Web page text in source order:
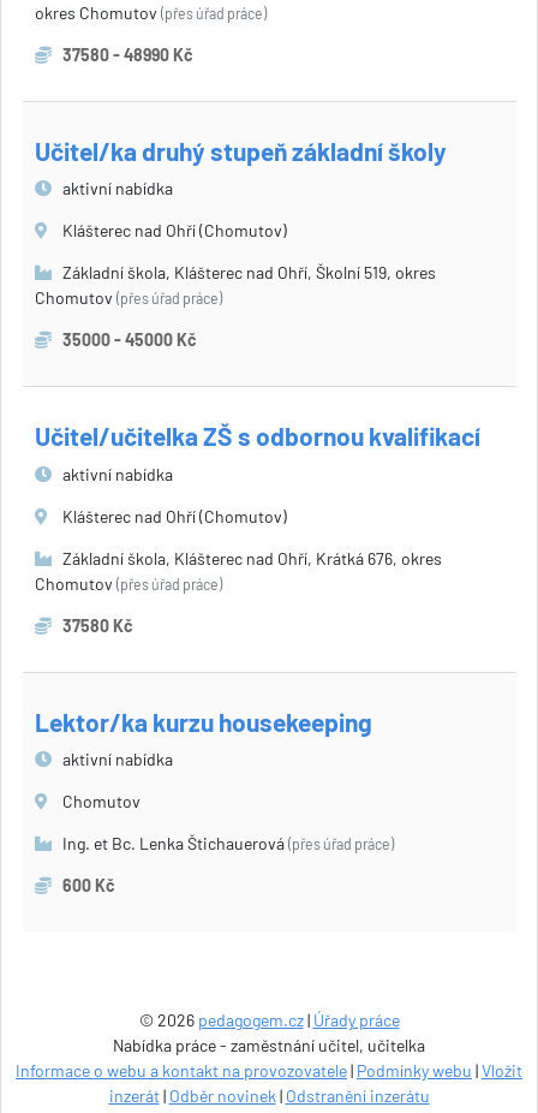
okres Chomutov (přes úřad práce)
37580 - 48990 Kč
Učitel/ka druhý stupeň základní školy
aktivní nabídka
Klášterec nad Ohří (Chomutov)
Základní škola, Klášterec nad Ohří, Školní 519, okres
Chomutov (přes úřad práce)
35000 - 45000 Kč
Učitel/učitelka ZŠ s odbornou kvalifikací
aktivní nabídka
Klášterec nad Ohří (Chomutov)
Základní škola, Klášterec nad Ohří, Krátká 676, okres
Chomutov (přes úřad práce)
37580 Kč
Lektor/ka kurzu housekeeping
aktivní nabídka
Chomutov
Ing. et Bc. Lenka Štichauerová (přes úřad práce)
600 Kč
© 2026 pedagogem.cz| Úřady práce
Nabídka práce - zaměstnání učitel, učitelka
Informace o webu a kontakt na provozovatele| Podmínky webu |Vložit
inzerát| Odběr novinek | Odstranění inzerátu